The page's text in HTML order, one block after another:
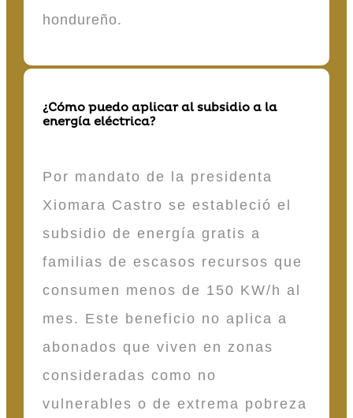
hondureño.
¿Cómo puedo aplicar al subsidio a la
energía eléctrica?
Por mandato de la presidenta
Xiomara Castro se estableció el
subsidio de energía gratis a
familias de escasos recursos que
consumen menos de 150 KW/h al
mes. Este beneficio no aplica a
abonados que viven en zonas
consideradas como no
vulnerables o de extrema pobreza